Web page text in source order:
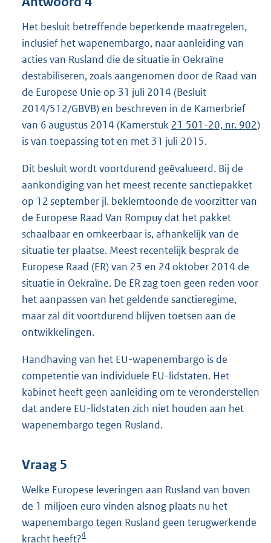
Het besluit betreffende beperkende maatregelen,
inclusief het wapenembargo, naar aanleiding van
acties van Rusland die de situatie in Oekraïne
destabiliseren, zoals aangenomen door de Raad van
de Europese Unie op 31 juli 2014 (Besluit
2014/512/GBVB) en beschreven in de Kamerbrief
van 6 augustus 2014 (Kamerstuk 21 501-20, nr. 902)
is van toepassing tot en met 31 juli 2015.
Dit besluit wordt voortdurend geëvalueerd. Bij de
aankondiging van het meest recente sanctiepakket
op 12 september jl. beklemtoonde de voorzitter van
de Europese Raad Van Rompuy dat het pakket
schaalbaar en omkeerbaar is, afhankelijk van de
situatie ter plaatse. Meest recentelijk besprak de
Europese Raad (ER) van 23 en 24 oktober 2014 de
situatie in Oekraïne. De ER zag toen geen reden voor
het aanpassen van het geldende sanctieregime,
maar zal dit voortdurend blijven toetsen aan de
ontwikkelingen.
Handhaving van het EU-wapenembargo is de
competentie van individuele EU-lidstaten. Het
kabinet heeft geen aanleiding om te veronderstellen
dat andere EU-lidstaten zich niet houden aan het
wapenembargo tegen Rusland.
Vraag 5
Welke Europese leveringen aan Rusland van boven
de 1 miljoen euro vinden alsnog plaats nu het
wapenembargo tegen Rusland geen terugwerkende
kracht heeft?4